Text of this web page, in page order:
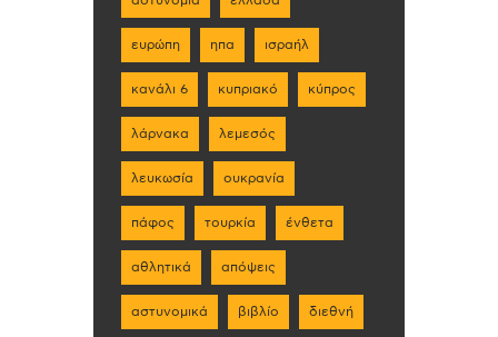
ευρώπη ηπα ισραήλ
κανάλι 6 κυπριακό κύπρος
λάρνακα λεμεσός
λευκωσία ουκρανία
πάφος τουρκία ένθετα
αθλητικά απόψεις
αστυνομικά βιβλίο διεθνή